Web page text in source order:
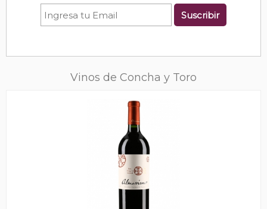
Suscribir
Vinos de Concha y Toro